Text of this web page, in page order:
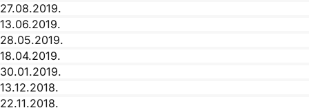
27.08.2019.
13.06.2019.
28.05.2019.
18.04.2019.
30.01.2019.
13.12.2018.
22.11.2018.